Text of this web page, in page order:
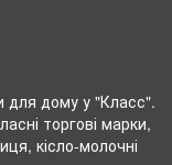
для дому у "Класс".
торгові марки,
кісло-молочні